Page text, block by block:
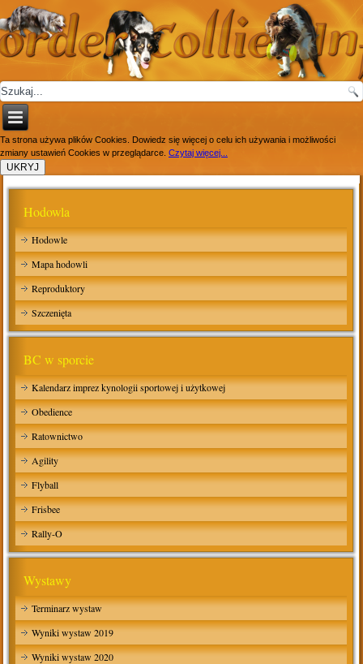
Ta strona używa plików Cookies. Dowiedz się więcej o celu ich używania i możliwości
zmiany ustawień Cookies w przeglądarce. Czytaj więcej...
Hodowla
Hodowle
Mapa hodowli
Reproduktory
Szczenięta
BC w sporcie
Kalendarz imprez kynologii sportowej i użytkowej
Obedience
Ratownictwo
Agility
Flyball
Frisbee
Rally-O
Wystawy
Terminarz wystaw
Wyniki wystaw 2019
Wyniki wystaw 2020